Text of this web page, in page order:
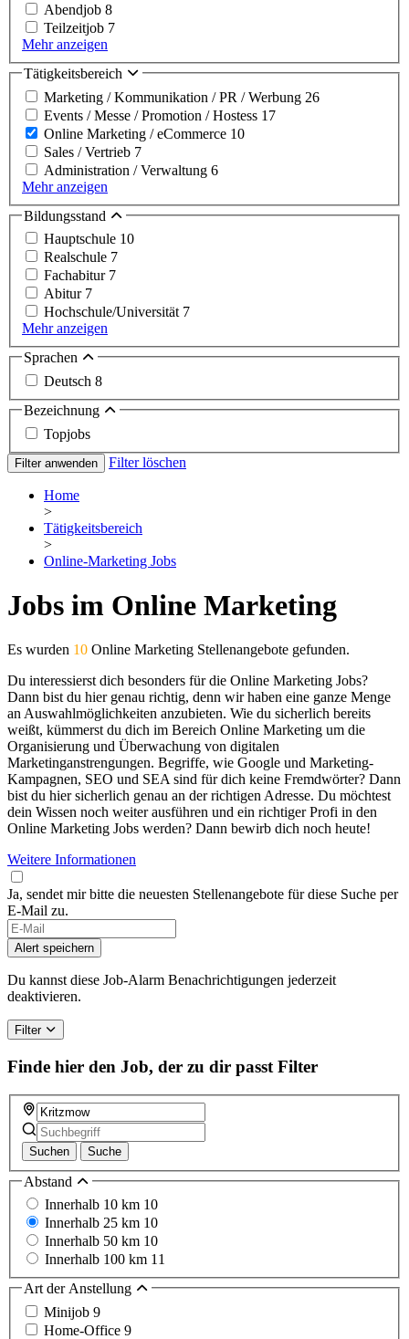
Abendjob 8
Teilzeitjob 7
Mehr anzeigen
Tätigkeitsbereich
Marketing / Kommunikation / PR / Werbung 26
Events / Messe / Promotion / Hostess 17
Online Marketing / eCommerce 10
Sales / Vertrieb 7
Administration / Verwaltung 6
Mehr anzeigen
Bildungsstand
Hauptschule 10
Realschule 7
Fachabitur 7
Abitur 7
Hochschule/Universität 7
Mehr anzeigen
Sprachen
Deutsch 8
Bezeichnung
Topjobs
Filter anwenden Filter löschen
Home
>
Tätigkeitsbereich
>
Online-Marketing Jobs
Jobs im Online Marketing
Es wurden 10 Online Marketing Stellenangebote gefunden.
Du interessierst dich besonders für die Online Marketing Jobs?
Dann bist du hier genau richtig, denn wir haben eine ganze Menge
an Auswahlmöglichkeiten anzubieten. Wie du sicherlich bereits
weißt, kümmerst du dich im Bereich Online Marketing um die
Organisierung und Überwachung von digitalen
Marketinganstrengungen. Begriffe, wie Google und Marketing-
Kampagnen, SEO und SEA sind für dich keine Fremdwörter? Dann
bist du hier sicherlich genau an der richtigen Adresse. Du möchtest
dein Wissen noch weiter ausführen und ein richtiger Profi in den
Online Marketing Jobs werden? Dann bewirb dich noch heute!
Weitere Informationen
Ja, sendet mir bitte die neuesten Stellenangebote für diese Suche per
E-Mail zu.
Alert speichern
Du kannst diese Job-Alarm Benachrichtigungen jederzeit
deaktivieren.
Filter
Finde hier den Job, der zu dir passt Filter
Suchen Suche
Abstand
Innerhalb 10 km 10
Innerhalb 25 km 10
Innerhalb 50 km 10
Innerhalb 100 km 11
Art der Anstellung
Minijob 9
Home-Office 9